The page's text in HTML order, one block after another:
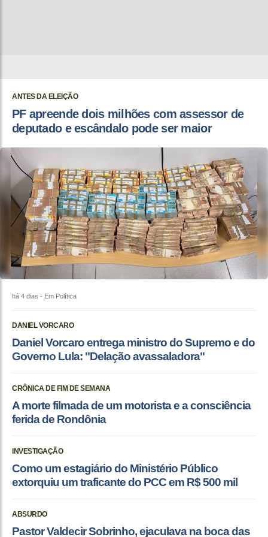
ANTES DA ELEIÇÃO
PF apreende dois milhões com assessor de
deputado e escândalo pode ser maior
há 4 dias - Em Política
DANIEL VORCARO
Daniel Vorcaro entrega ministro do Supremo e do
Governo Lula: "Delação avassaladora"
CRÔNICA DE FIM DE SEMANA
A morte filmada de um motorista e a consciência
ferida de Rondônia
INVESTIGAÇÃO
Como um estagiário do Ministério Público
extorquiu um traficante do PCC em R$ 500 mil
ABSURDO
Pastor Valdecir Sobrinho, ejaculava na boca das